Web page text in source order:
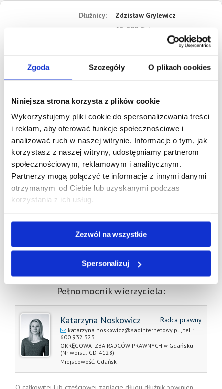
Zgoda Szczegóły O plikach cookies
Niniejsza strona korzysta z plików cookie
Wykorzystujemy pliki cookie do spersonalizowania treści
i reklam, aby oferować funkcje społecznościowe i
analizować ruch w naszej witrynie. Informacje o tym, jak
korzystasz z naszej witryny, udostępniamy partnerom
społecznościowym, reklamowym i analitycznym.
Partnerzy mogą połączyć te informacje z innymi danymi
otrzymanymi od Ciebie lub uzyskanymi podczas
korzystania z ich usług.
Zezwól na wszystkie
Spersonalizuj
Dłużnicy:
Zdzisław Grylewicz
62-200 Gniezno
62-200
Gniezno
Roszczenia:
1. Cywilne
Wartość:6 045,28 PLN
Data wymagalności:25
września 2020
W sumie: Wartość:6 045,28 PLN
Koszty sądowe:1 300,39 PLN
Spłacono:
0,00 PLN
Całkowita
wartość wierzytelności:
zapłaty/
wyrok sądu z dnia:
Data wystawienia: 22 stycznia 2021
Pełnomocnik wierzyciela:
Katarzyna Noskowicz Radca prawny
katarzyna.noskowicz@sadinternetowy.pl , tel.:
600 932 323
OKRĘGOWA IZBA RADCÓW PRAWNYCH w Gdańsku
(Nr wpisu: GD-4128)
Miejscowość: Gdańsk
O całkowitej lub częściowej zapłacie długu dłużnik powinien